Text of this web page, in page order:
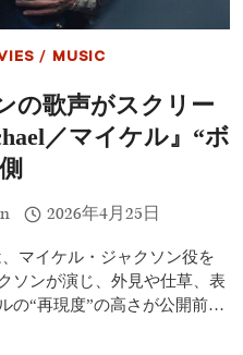
/ MUSIC
の歌声がスクリー
／マイケル』“ボ
2026年4月25日
マイケル・ジャクソン役を
ソンが演じ、外見や仕草、表
の“再現度”の高さが公開前…